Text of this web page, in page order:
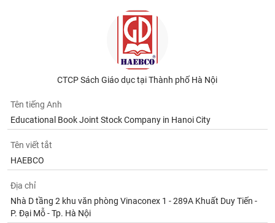
CTCP Sách Giáo dục tại Thành phố Hà Nội
Tên tiếng Anh
Educational Book Joint Stock Company in Hanoi City
Tên viết tắt
HAEBCO
Địa chỉ
Nhà D tầng 2 khu văn phòng Vinaconex 1 - 289A Khuất Duy Tiến -
P. Đại Mỗ - Tp. Hà Nội